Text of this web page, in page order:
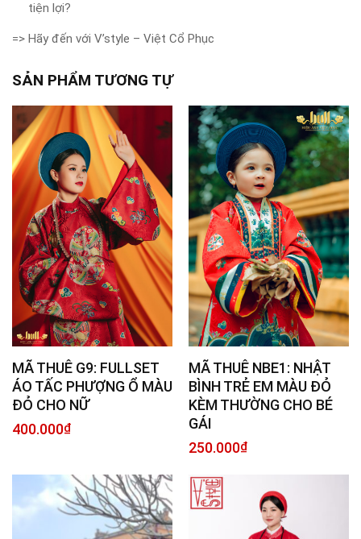
tiện lợi?
=> Hãy đến với V’style – Việt Cổ Phục
SẢN PHẨM TƯƠNG TỰ
MÃ THUÊ G9: FULLSET
ÁO TẤC PHƯỢNG Ổ MÀU
ĐỎ CHO NỮ
400.000₫
MÃ THUÊ NBE1: NHẬT
BÌNH TRẺ EM MÀU ĐỎ
KÈM THƯỜNG CHO BÉ
GÁI
250.000₫